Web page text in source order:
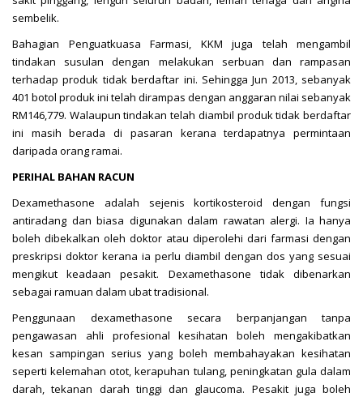
sembelik.
Bahagian Penguatkuasa Farmasi, KKM juga telah mengambil
tindakan susulan dengan melakukan serbuan dan rampasan
terhadap produk tidak berdaftar ini. Sehingga Jun 2013, sebanyak
401 botol produk ini telah dirampas dengan anggaran nilai sebanyak
RM146,779. Walaupun tindakan telah diambil produk tidak berdaftar
ini masih berada di pasaran kerana terdapatnya permintaan
daripada orang ramai.
PERIHAL BAHAN RACUN
Dexamethasone adalah sejenis kortikosteroid dengan fungsi
antiradang dan biasa digunakan dalam rawatan alergi. Ia hanya
boleh dibekalkan oleh doktor atau diperolehi dari farmasi dengan
preskripsi doktor kerana ia perlu diambil dengan dos yang sesuai
mengikut keadaan pesakit. Dexamethasone tidak dibenarkan
sebagai ramuan dalam ubat tradisional.
Penggunaan dexamethasone secara berpanjangan tanpa
pengawasan ahli profesional kesihatan boleh mengakibatkan
kesan sampingan serius yang boleh membahayakan kesihatan
seperti kelemahan otot, kerapuhan tulang, peningkatan gula dalam
darah, tekanan darah tinggi dan glaucoma. Pesakit juga boleh